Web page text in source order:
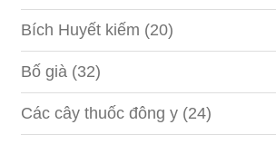
Bích Huyết kiếm (20)
Bố già (32)
Các cây thuốc đông y (24)